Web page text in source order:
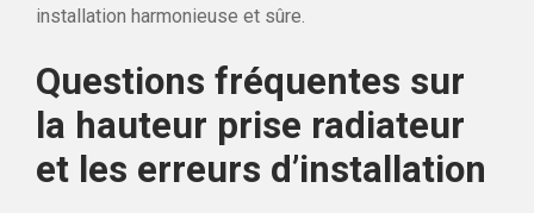
installation harmonieuse et sûre.
Questions fréquentes sur
la hauteur prise radiateur
et les erreurs d’installation